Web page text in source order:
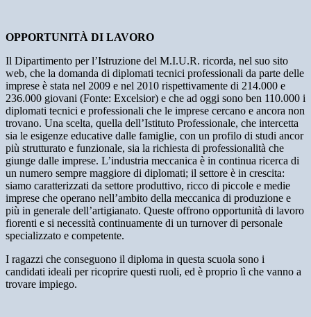
OPPORTUNITÀ DI LAVORO
Il Dipartimento per l’Istruzione del M.I.U.R. ricorda, nel suo sito
web, che la domanda di diplomati tecnici professionali da parte delle
imprese è stata nel 2009 e nel 2010 rispettivamente di 214.000 e
236.000 giovani (Fonte: Excelsior) e che ad oggi sono ben 110.000 i
diplomati tecnici e professionali che le imprese cercano e ancora non
trovano. Una scelta, quella dell’Istituto Professionale, che intercetta
sia le esigenze educative dalle famiglie, con un profilo di studi ancor
più strutturato e funzionale, sia la richiesta di professionalità che
giunge dalle imprese. L’industria meccanica è in continua ricerca di
un numero sempre maggiore di diplomati; il settore è in crescita:
siamo caratterizzati da settore produttivo, ricco di piccole e medie
imprese che operano nell’ambito della meccanica di produzione e
più in generale dell’artigianato. Queste offrono opportunità di lavoro
fiorenti e si necessità continuamente di un turnover di personale
specializzato e competente.
I ragazzi che conseguono il diploma in questa scuola sono i
candidati ideali per ricoprire questi ruoli, ed è proprio lì che vanno a
trovare impiego.